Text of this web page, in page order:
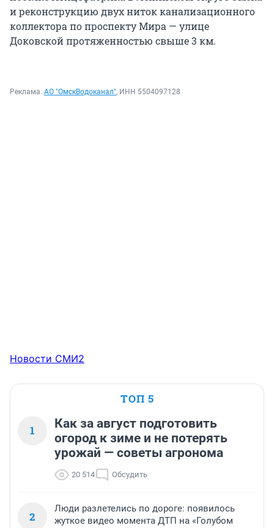
и реконструкцию двух ниток канализационного
коллектора по проспекту Мира — улице
Доковской протяженностью свыше 3 км.
Реклама. АО "ОмскВодоканал", ИНН 5504097128
Новости СМИ2
ТОП 5
1
Как за август подготовить
огород к зиме и не потерять
урожай — советы агронома
20 514 Обсудить
2
Люди разлетелись по дороге: появилось
жуткое видео момента ДТП на «Голубом